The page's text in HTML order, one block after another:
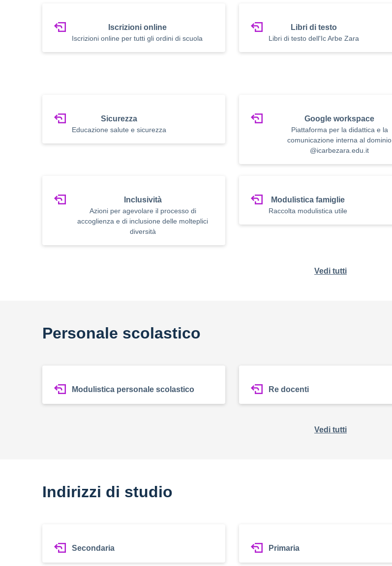
Iscrizioni online
Iscrizioni online per tutti gli ordini di scuola
Libri di testo
Libri di testo dell'Ic Arbe Zara
Sicurezza
Educazione salute e sicurezza
Google workspace
Piattaforma per la didattica e la
comunicazione interna al dominio
@icarbezara.edu.it
Inclusività
Azioni per agevolare il processo di
accoglienza e di inclusione delle molteplici
diversità
Modulistica famiglie
Raccolta modulistica utile
Vedi tutti
Personale scolastico
Modulistica personale scolastico Re docenti
Vedi tutti
Indirizzi di studio
Secondaria Primaria